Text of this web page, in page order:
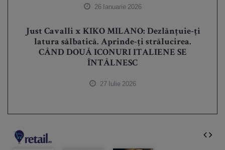
26 Ianuarie 2026
Just Cavalli x KIKO MILANO: Dezlănțuie-ți
latura sălbatică. Aprinde-ți strălucirea.
CÂND DOUĂ ICONURI ITALIENE SE
ÎNTÂLNESC
27 Iulie 2026